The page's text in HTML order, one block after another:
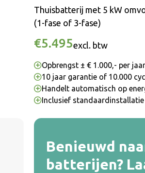
Thuisbatterij met 5 kW
(1-fase of 3-fase)
€5.495excl. btw
Opbrengst ± € 1.000,- per jaar
10 jaar garantie of 10.000
Handelt automatisch op
Inclusief standaardinstallatie
Benieuwd
batterijen?